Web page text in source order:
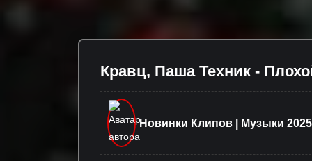
Кравц, Паша Техник -
Новинки Клипов | Музыки 2025